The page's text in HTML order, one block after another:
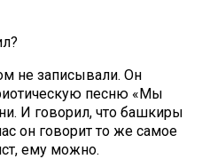
не записывали. Он
песню «Мы
И говорил, что башкиры
он говорит то же самое
ему можно.